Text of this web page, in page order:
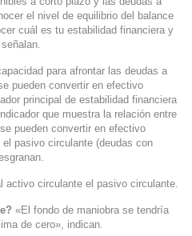
el nivel de equilibrio del balance
cuál es tu estabilidad financiera y
para afrontar las deudas a
pueden convertir en efectivo
principal de estabilidad financiera
que muestra la relación entre
pueden convertir en efectivo
pasivo circulante (deudas con
activo circulante el pasivo circulante.
«El fondo de maniobra se tendría
de cero», indican.